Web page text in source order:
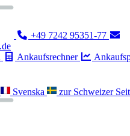
+49 7242 95351-77
Ankaufsrechner
Svenska zur Schweizer